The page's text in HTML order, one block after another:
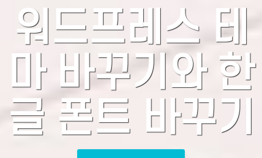
워드프레스 테
마 바꾸기와 한
글 폰트 바꾸기